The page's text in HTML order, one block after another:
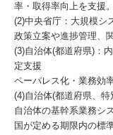
率・取得率向上を支援。
(2)中央省庁：大規模シ
政策立案や進捗管理、
(3)自治体(都道府県)：
定支援
ペーパレス化・業務効
(4)自治体(都道府県、
自治体の基幹系業務シ
国が定める期限内の標